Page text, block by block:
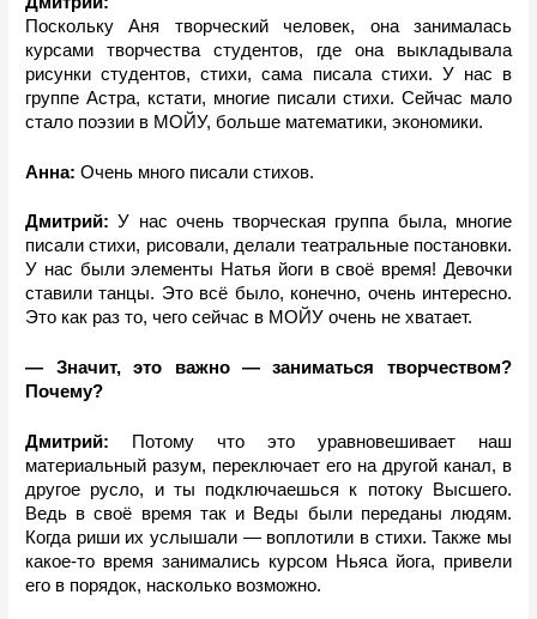
Поскольку Аня творческий человек, она занималась
курсами творчества студентов, где она выкладывала
рисунки студентов, стихи, сама писала стихи. У нас в
группе Астра, кстати, многие писали стихи. Сейчас мало
стало поэзии в МОЙУ, больше математики, экономики.
Анна: Очень много писали стихов.
Дмитрий: У нас очень творческая группа была, многие
писали стихи, рисовали, делали театральные постановки.
У нас были элементы Натья йоги в своё время! Девочки
ставили танцы. Это всё было, конечно, очень интересно.
Это как раз то, чего сейчас в МОЙУ очень не хватает.
— Значит, это важно —
заниматься творчеством?
Почему?
Дмитрий:
Потому что это уравновешивает наш
материальный разум, переключает его на другой канал, в
другое русло, и ты подключаешься к потоку Высшего.
Ведь в своё время так и Веды были переданы людям.
Когда риши их услышали — воплотили в стихи. Также мы
какое-то время занимались курсом Ньяса йога, привели
его в порядок, насколько возможно.